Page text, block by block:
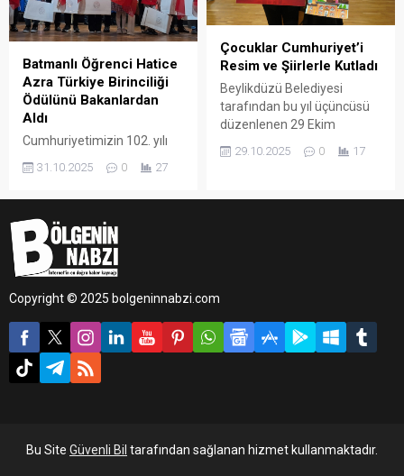
Batmanlı Öğrenci Hatice
Azra Türkiye Birinciliği
Ödülünü Bakanlardan
Aldı
Cumhuriyetimizin 102. yılı
Eğitim Bakanlığı tarafından
Cumhuriyete” temalı
yarışmanın ödül töreni
Ankara’da gerçekleştirildi.
31.10.2025 0 27
Çocuklar Cumhuriyet’i
Resim ve Şiirlerle Kutladı
Beylikdüzü Belediyesi
tarafından bu yıl üçüncüsü
düzenlenen 29 Ekim
Cumhuriyet Bayramı Resim
ve Şiir Yarışması’nda
ödüllerini aldı.
29.10.2025 0 17
Copyright © 2025 bolgeninnabzi.com
Bu Site Güvenli Bil tarafından sağlanan hizmet kullanmaktadır.